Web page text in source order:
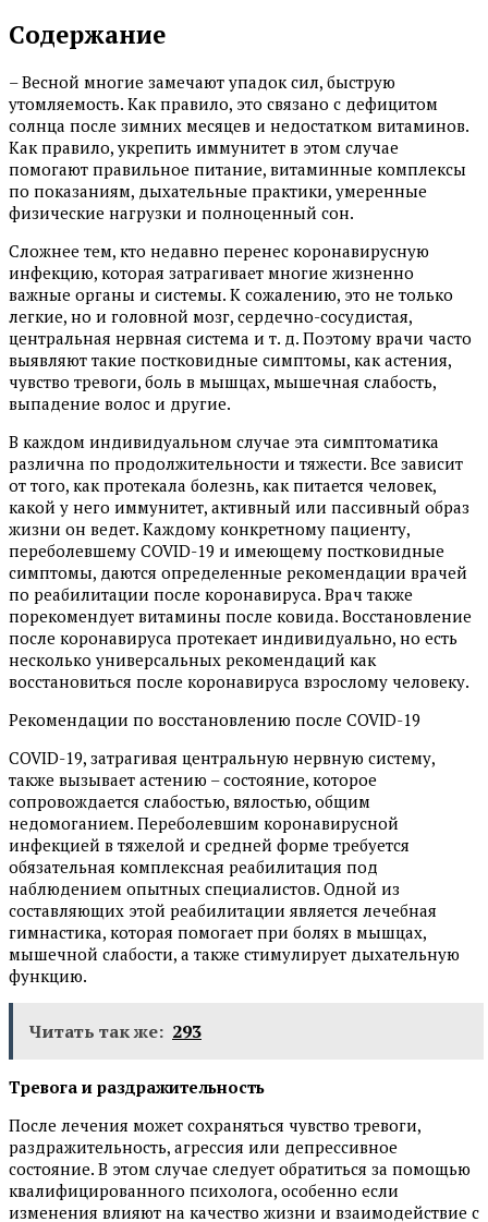
Содержание
– Весной многие замечают упадок сил, быструю
утомляемость. Как правило, это связано с дефицитом
солнца после зимних месяцев и недостатком витаминов.
Как правило, укрепить иммунитет в этом случае
помогают правильное питание, витаминные комплексы
по показаниям, дыхательные практики, умеренные
физические нагрузки и полноценный сон.
Сложнее тем, кто недавно перенес коронавирусную
инфекцию, которая затрагивает многие жизненно
важные органы и системы. К сожалению, это не только
легкие, но и головной мозг, сердечно-сосудистая,
центральная нервная система и т. д. Поэтому врачи часто
выявляют такие постковидные симптомы, как астения,
чувство тревоги, боль в мышцах, мышечная слабость,
выпадение волос и другие.
В каждом индивидуальном случае эта симптоматика
различна по продолжительности и тяжести. Все зависит
от того, как протекала болезнь, как питается человек,
какой у него иммунитет, активный или пассивный образ
жизни он ведет. Каждому конкретному пациенту,
переболевшему COVID-19 и имеющему постковидные
симптомы, даются определенные рекомендации врачей
по реабилитации после коронавируса. Врач также
порекомендует витамины после ковида. Восстановление
после коронавируса протекает индивидуально, но есть
несколько универсальных рекомендаций как
восстановиться после коронавируса взрослому человеку.
Рекомендации по восстановлению после COVID-19
COVID-19, затрагивая центральную нервную систему,
также вызывает астению – состояние, которое
сопровождается слабостью, вялостью, общим
недомоганием. Переболевшим коронавирусной
инфекцией в тяжелой и средней форме требуется
обязательная комплексная реабилитация под
наблюдением опытных специалистов. Одной из
составляющих этой реабилитации является лечебная
гимнастика, которая помогает при болях в мышцах,
мышечной слабости, а также стимулирует дыхательную
функцию.
Читать так же: 293
Тревога и раздражительность
После лечения может сохраняться чувство тревоги,
раздражительность, агрессия или депрессивное
состояние. В этом случае следует обратиться за помощью
квалифицированного психолога, особенно если
изменения влияют на качество жизни и взаимодействие с